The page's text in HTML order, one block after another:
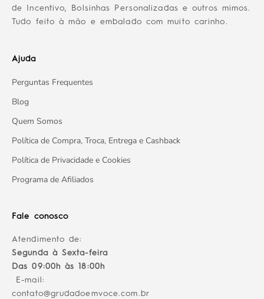
de Incentivo, Bolsinhas Personalizadas e outros mimos.
Tudo feito à mão e embalado com muito carinho.
Ajuda
Perguntas Frequentes
Blog
Quem Somos
Política de Compra, Troca, Entrega e Cashback
Política de Privacidade e Cookies
Programa de Afiliados
Fale conosco
Atendimento de:
Segunda à Sexta-feira
Das 09:00h às 18:00h
E-mail:
contato@grudadoemvoce.com.br